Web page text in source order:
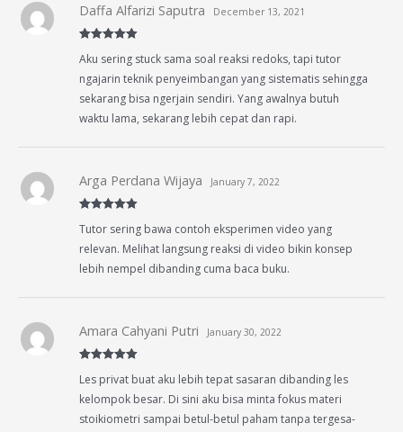
of 5
Daffa Alfarizi Saputra December 13, 2021
Aku sering stuck sama soal reaksi redoks, tapi tutor
ngajarin teknik penyeimbangan yang sistematis sehingga
sekarang bisa ngerjain sendiri. Yang awalnya butuh
waktu lama, sekarang lebih cepat dan rapi.
of 5
Arga Perdana Wijaya January 7, 2022
Tutor sering bawa contoh eksperimen video yang
relevan. Melihat langsung reaksi di video bikin konsep
lebih nempel dibanding cuma baca buku.
of 5
Amara Cahyani Putri January 30, 2022
Les privat buat aku lebih tepat sasaran dibanding les
kelompok besar. Di sini aku bisa minta fokus materi
stoikiometri sampai betul-betul paham tanpa tergesa-